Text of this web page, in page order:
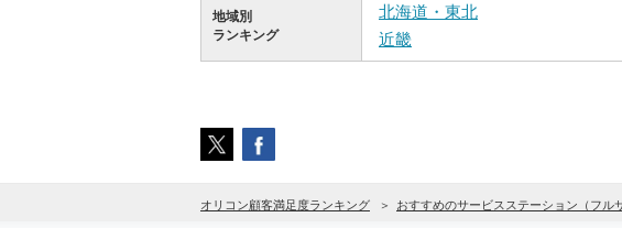
地域別
ランキング
北海道・東北
近畿
オリコン顧客満足度ランキング おすすめのサービスステーション（フル